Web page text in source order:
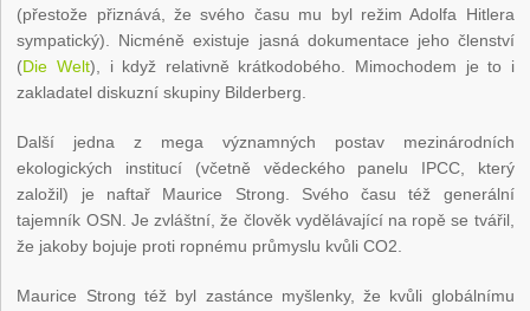
(přestože přiznává, že svého času mu byl režim Adolfa Hitlera
sympatický). Nicméně existuje jasná dokumentace jeho členství
(Die Welt), i když relativně krátkodobého. Mimochodem je to i
zakladatel diskuzní skupiny Bilderberg.
Další jedna z mega významných postav mezinárodních
ekologických institucí (včetně vědeckého panelu IPCC, který
založil) je naftař Maurice Strong. Svého času též generální
tajemník OSN. Je zvláštní, že člověk vydělávající na ropě se tvářil,
že jakoby bojuje proti ropnému průmyslu kvůli CO2.
Maurice Strong též byl zastánce myšlenky, že kvůli globálnímu